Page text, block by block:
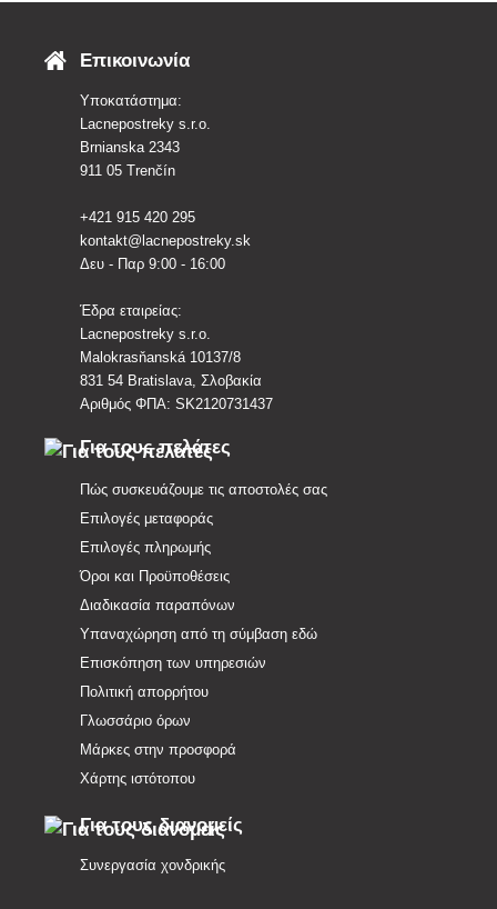
Επικοινωνία
Υποκατάστημα:
Lacnepostreky s.r.o.
Brnianska 2343
911 05 Trenčín
+421 915 420 295
kontakt@lacnepostreky.sk
Δευ - Παρ 9:00 - 16:00
Έδρα εταιρείας:
Lacnepostreky s.r.o.
Malokrasňanská 10137/8
831 54 Bratislava, Σλοβακία
Αριθμός ΦΠΑ: SK2120731437
Για τους πελάτες
Πώς συσκευάζουμε τις αποστολές σας
Επιλογές μεταφοράς
Επιλογές πληρωμής
Όροι και Προϋποθέσεις
Διαδικασία παραπόνων
Υπαναχώρηση από τη σύμβαση εδώ
Επισκόπηση των υπηρεσιών
Πολιτική απορρήτου
Γλωσσάριο όρων
Μάρκες στην προσφορά
Χάρτης ιστότοπου
Για τους διανομείς
Συνεργασία χονδρικής